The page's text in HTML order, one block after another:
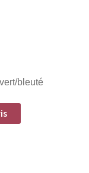
bleuté